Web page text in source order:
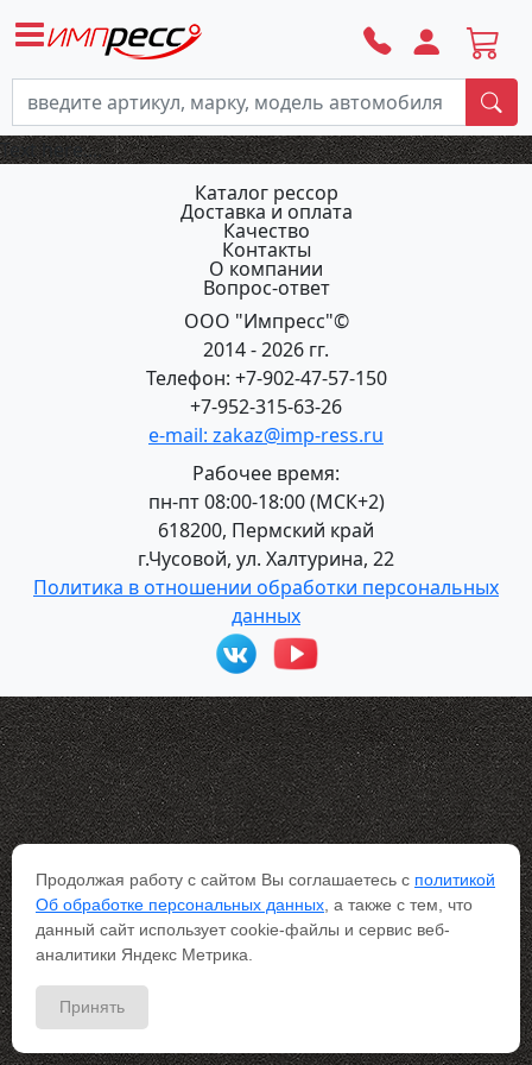
Text here....
Каталог рессор
Доставка и оплата
Качество
Контакты
О компании
Вопрос-ответ
ООО "Импресс"©
2014 - 2026 гг.
Телефон: +7-902-47-57-150
+7-952-315-63-26
e-mail: zakaz@imp-ress.ru
Рабочее время:
пн-пт 08:00-18:00 (МСК+2)
618200, Пермский край
г.Чусовой, ул. Халтурина, 22
Политика в отношении обработки персональных
данных
Продолжая работу с сайтом Вы соглашаетесь с политикой
Об обработке персональных данных , а также с тем, что
данный сайт использует cookie-файлы и сервис веб-
аналитики Яндекс Метрика.
Принять